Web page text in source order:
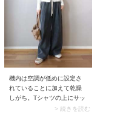
機内は空調が低めに設定さ
れていることに加えて乾燥
しがち。Tシャツの上にサッ
と羽織れるよう「長袖カー
> 続きを読む